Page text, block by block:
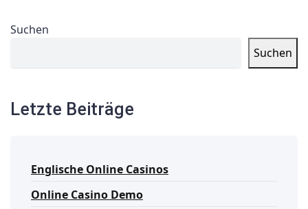
Suchen
Suchen
Letzte Beiträge
Englische Online Casinos
Online Casino Demo